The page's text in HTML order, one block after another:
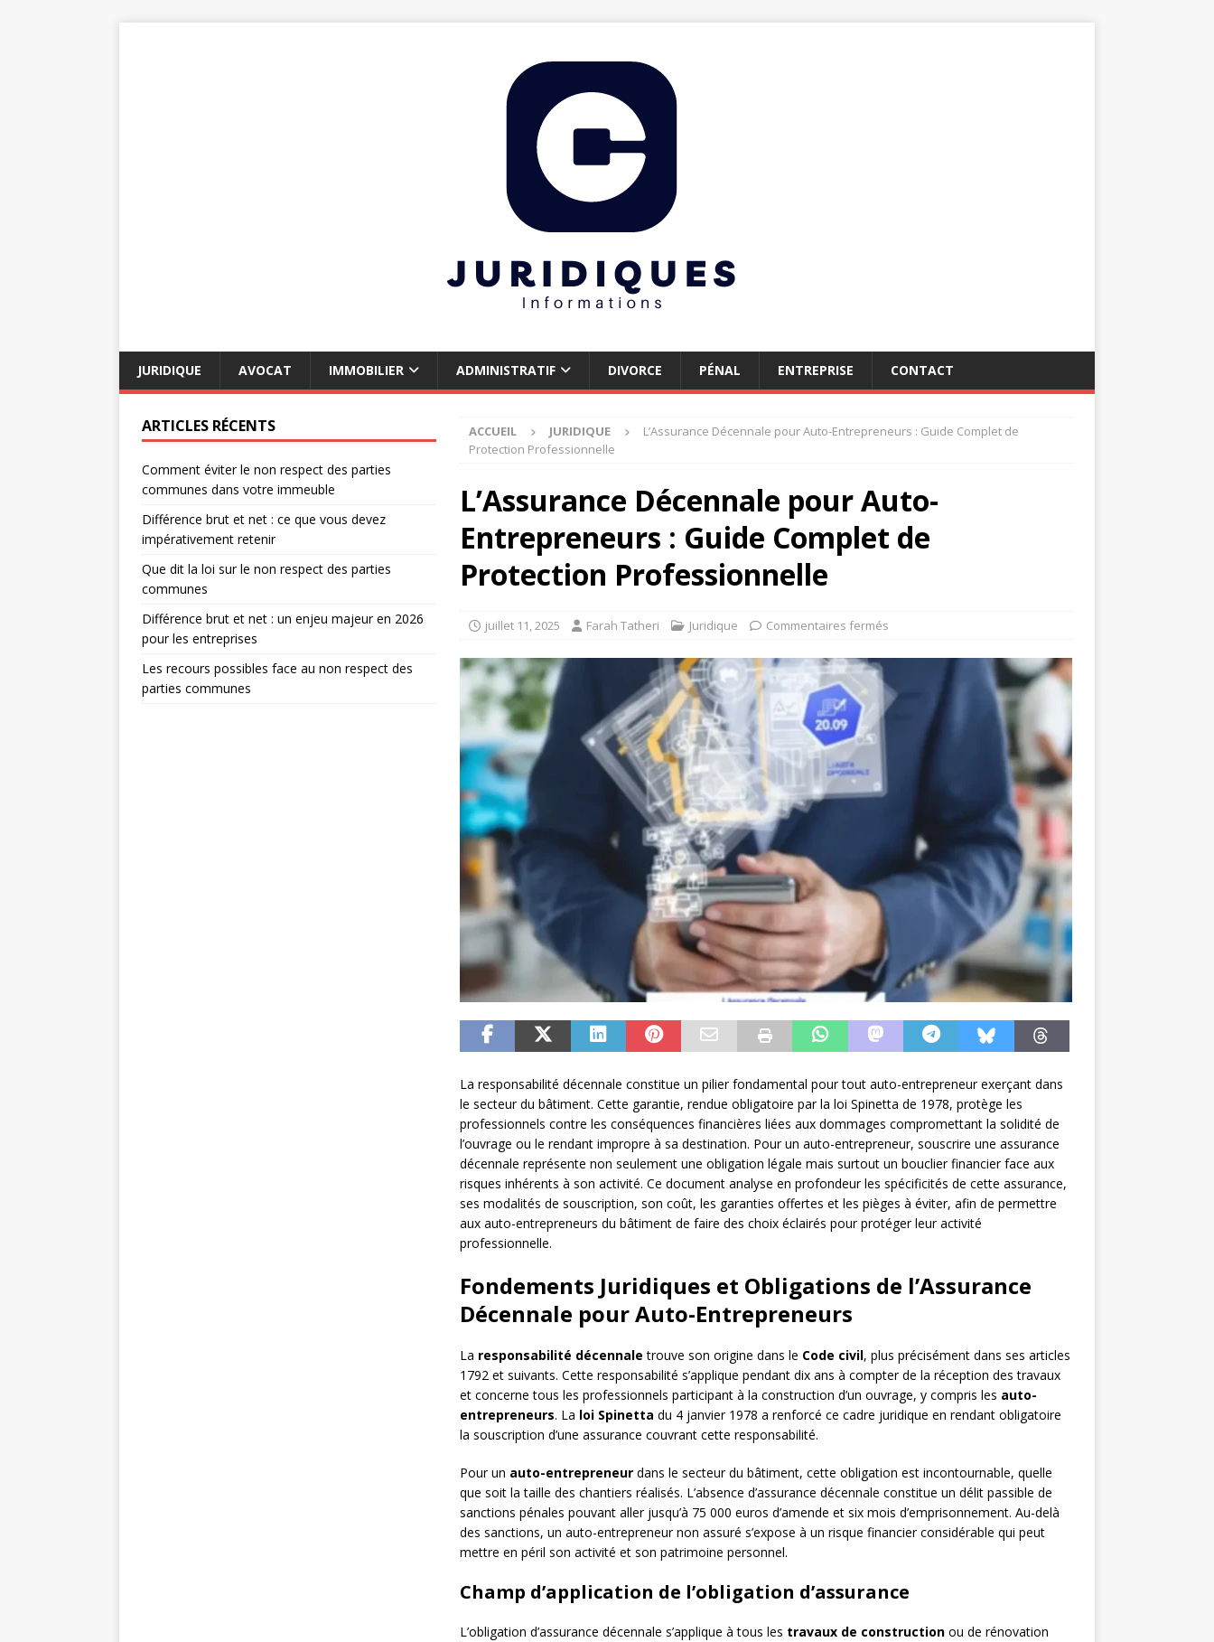
JURIDIQUE AVOCAT IMMOBILIER ADMINISTRATIF DIVORCE PÉNAL ENTREPRISE CONTACT
ACCUEIL JURIDIQUE
L’Assurance Décennale pour Auto-Entrepreneurs : Guide Complet de
Protection Professionnelle
L’Assurance Décennale pour Auto-
Entrepreneurs : Guide Complet de
Protection Professionnelle
juillet 11, 2025 Farah Tatheri Juridique Commentaires fermés
La responsabilité décennale constitue un pilier fondamental pour tout auto-entrepreneur exerçant dans
le secteur du bâtiment. Cette garantie, rendue obligatoire par la loi Spinetta de 1978, protège les
professionnels contre les conséquences financières liées aux dommages compromettant la solidité de
l’ouvrage ou le rendant impropre à sa destination. Pour un auto-entrepreneur, souscrire une assurance
décennale représente non seulement une obligation légale mais surtout un bouclier financier face aux
risques inhérents à son activité. Ce document analyse en profondeur les spécificités de cette assurance,
ses modalités de souscription, son coût, les garanties offertes et les pièges à éviter, afin de permettre
aux auto-entrepreneurs du bâtiment de faire des choix éclairés pour protéger leur activité
professionnelle.
Fondements Juridiques et Obligations de l’Assurance
Décennale pour Auto-Entrepreneurs
La responsabilité décennale trouve son origine dans le Code civil, plus précisément dans ses articles
1792 et suivants. Cette responsabilité s’applique pendant dix ans à compter de la réception des travaux
et concerne tous les professionnels participant à la construction d’un ouvrage, y compris les auto-
entrepreneurs. La loi Spinetta du 4 janvier 1978 a renforcé ce cadre juridique en rendant obligatoire
la souscription d’une assurance couvrant cette responsabilité.
Pour un auto-entrepreneurdans le secteur du bâtiment, cette obligation est incontournable, quelle
que soit la taille des chantiers réalisés. L’absence d’assurance décennale constitue un délit passible de
sanctions pénales pouvant aller jusqu’à 75 000 euros d’amende et six mois d’emprisonnement. Au-delà
des sanctions, un auto-entrepreneur non assuré s’expose à un risque financier considérable qui peut
mettre en péril son activité et son patrimoine personnel.
Champ d’application de l’obligation d’assurance
L’obligation d’assurance décennale s’applique à tous les travaux de constructionou de rénovation
ARTICLES RÉCENTS
Comment éviter le non respect des parties
communes dans votre immeuble
Différence brut et net : ce que vous devez
impérativement retenir
Que dit la loi sur le non respect des parties
communes
Différence brut et net : un enjeu majeur en 2026
pour les entreprises
Les recours possibles face au non respect des
parties communes